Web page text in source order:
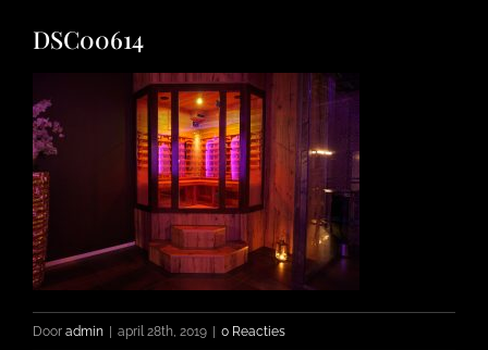
FOTO’S
INFO
OPENINGSTIJDEN
CONTACT
DSC00614
Door admin april 28th, 2019 0 Reacties